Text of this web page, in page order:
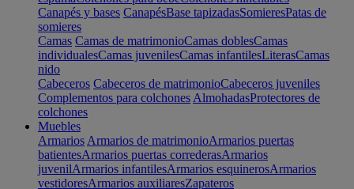
Canapés y bases CanapésBase tapizadasSomieresPatas de
somieres
Camas Camas de matrimonioCamas doblesCamas
individualesCamas juvenilesCamas infantilesLiterasCamas
nido
Cabeceros Cabeceros de matrimonioCabeceros juveniles
Complementos para colchones AlmohadasProtectores de
colchones
Muebles
Armarios Armarios de matrimonioArmarios puertas
batientesArmarios puertas correderasArmarios
juvenilArmarios infantilesArmarios esquinerosArmarios
vestidoresArmarios auxiliaresZapateros